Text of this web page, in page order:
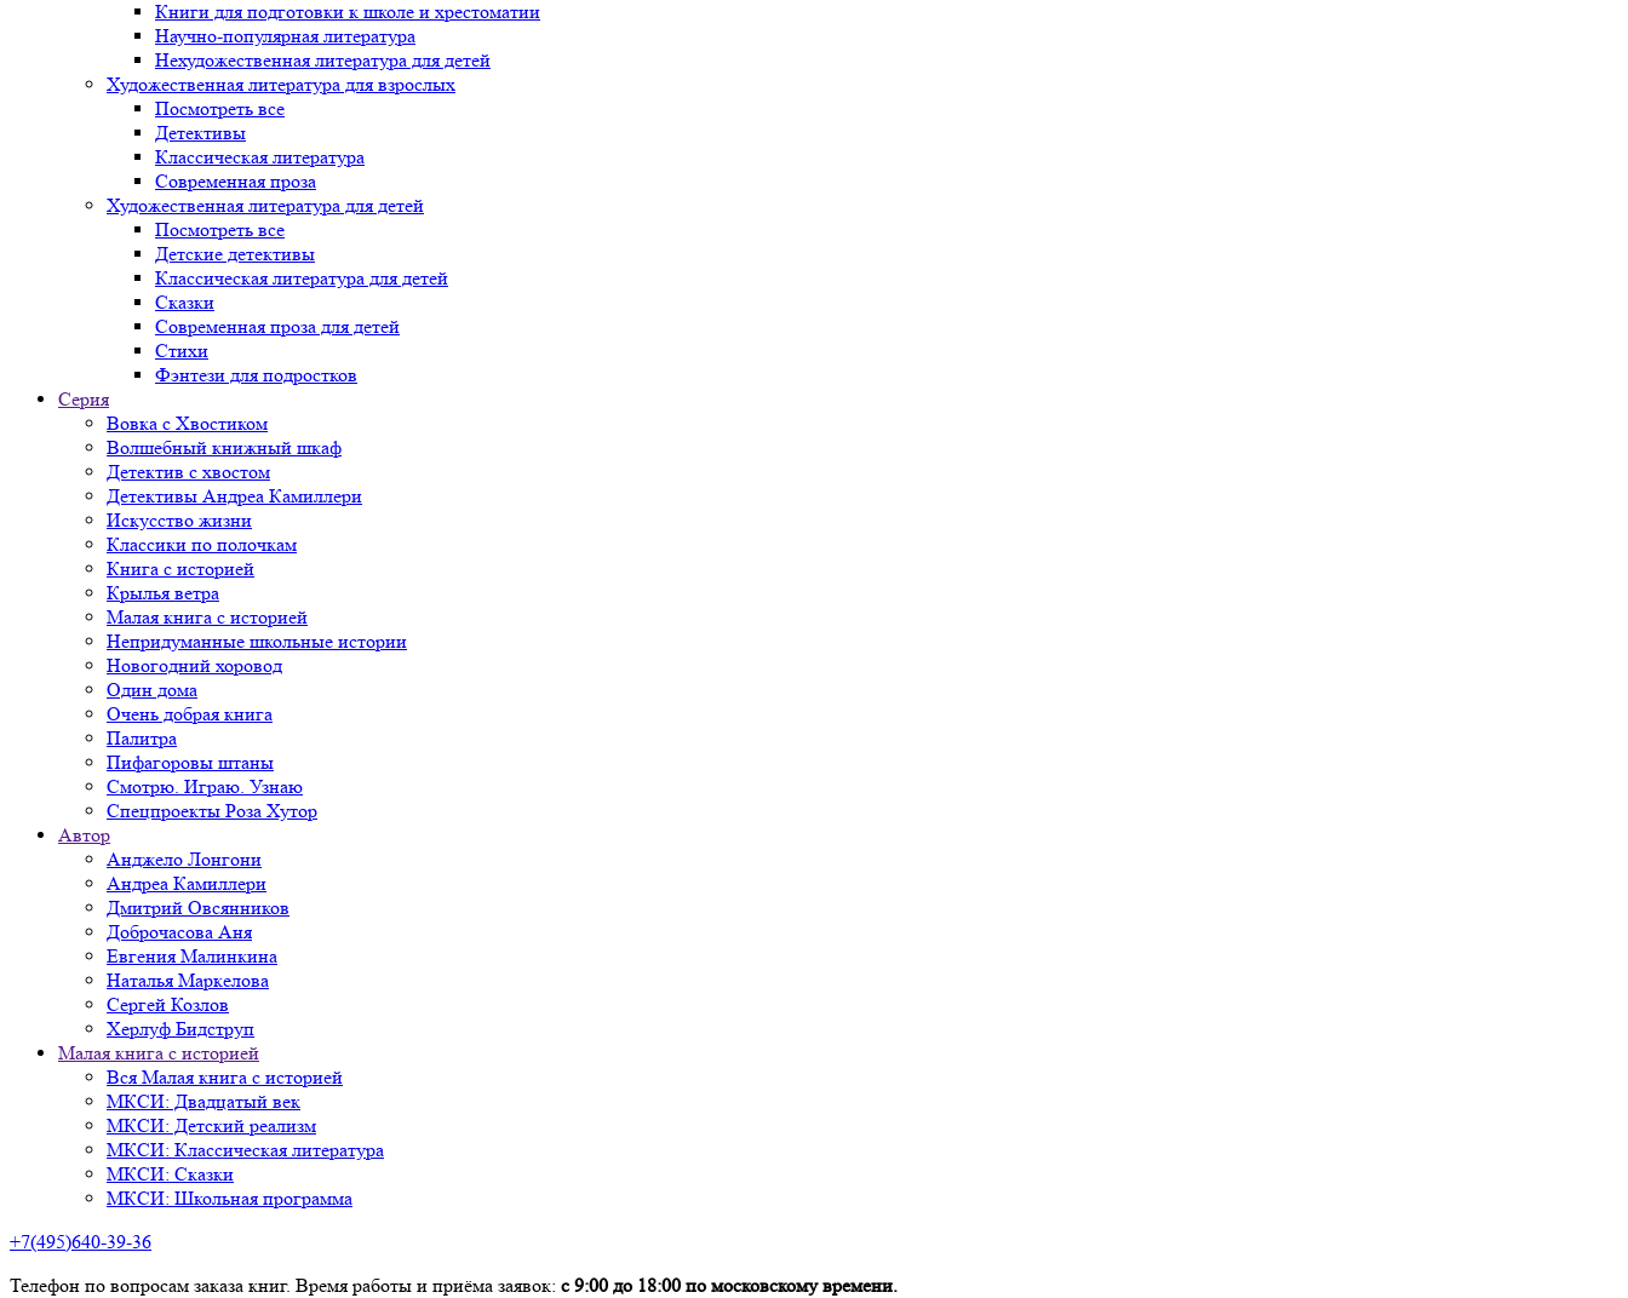
Книги для подготовки к школе и хрестоматии
Научно-популярная литература
Нехудожественная литература для детей
Художественная литература для взрослых
Посмотреть все
Детективы
Классическая литература
Современная проза
Художественная литература для детей
Посмотреть все
Детские детективы
Классическая литература для детей
Сказки
Современная проза для детей
Стихи
Фэнтези для подростков
Серия
Вовка с Хвостиком
Волшебный книжный шкаф
Детектив с хвостом
Детективы Андреа Камиллери
Искусство жизни
Классики по полочкам
Книга с историей
Крылья ветра
Малая книга с историей
Непридуманные школьные истории
Новогодний хоровод
Один дома
Очень добрая книга
Палитра
Пифагоровы штаны
Смотрю. Играю. Узнаю
Спецпроекты Роза Хутор
Автор
Анджело Лонгони
Андреа Камиллери
Дмитрий Овсянников
Доброчасова Аня
Евгения Малинкина
Наталья Маркелова
Сергей Козлов
Херлуф Бидструп
Малая книга с историей
Вся Малая книга с историей
МКСИ: Двадцатый век
МКСИ: Детский реализм
МКСИ: Классическая литература
МКСИ: Сказки
МКСИ: Школьная программа
+7(495)640-39-36
Телефон по вопросам заказа книг. Время работы и приёма заявок: с 9:00 до 18:00 по московскому времени.